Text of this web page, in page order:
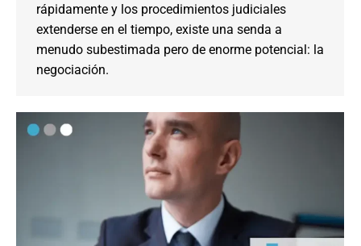
rápidamente y los procedimientos judiciales
extenderse en el tiempo, existe una senda a
menudo subestimada pero de enorme potencial: la
negociación.